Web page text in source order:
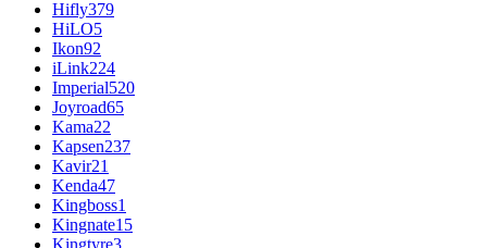
Hifly379
HiLO5
Ikon92
iLink224
Imperial520
Joyroad65
Kama22
Kapsen237
Kavir21
Kenda47
Kingboss1
Kingnate15
Kingtyre3